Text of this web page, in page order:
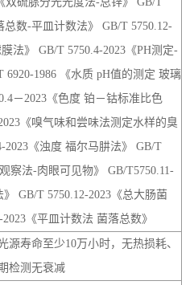
总数-平皿计数法》 GB/T 5750.12-
法》 GB/T 5750.4-2023《PH测定-
6920-1986 《水质 pH值的测定 玻璃
－2023《色度 铂－钴标准比色
《嗅气味和尝味法测定水样的臭
2023《浊度 福尔马肼法》 GB/T
察法-肉眼可见物》 GB/T5750.11-
》 GB/T 5750.12-2023《总大肠菌
《平皿计数法 菌落总数》
源寿命至少10万小时，无热损耗、
检测无衰减